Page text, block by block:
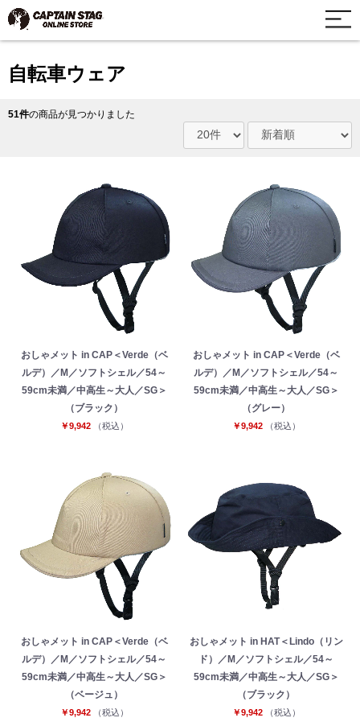
自転車ウェア
51件の商品が見つかりました
おしゃメット in CAP＜Verde（ベ
ルデ）／M／ソフトシェル／54～
59cm未満／中高生～大人／SG＞
（ブラック）
￥9,942 （税込）
おしゃメット in CAP＜Verde（ベ
ルデ）／M／ソフトシェル／54～
59cm未満／中高生～大人／SG＞
（グレー）
￥9,942 （税込）
おしゃメット in CAP＜Verde（ベ
ルデ）／M／ソフトシェル／54～
59cm未満／中高生～大人／SG＞
（ベージュ）
￥9,942 （税込）
おしゃメット in HAT＜Lindo（リン
ド）／M／ソフトシェル／54～
59cm未満／中高生～大人／SG＞
（ブラック）
￥9,942 （税込）